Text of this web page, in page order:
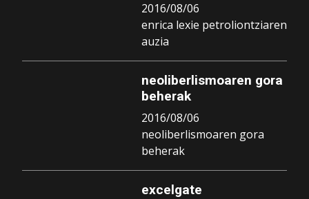
2016/08/06
enrica lexie petroliontziaren
auzia
neoliberlismoaren gora
beherak
2016/08/06
neoliberlismoaren gora
beherak
excelgate